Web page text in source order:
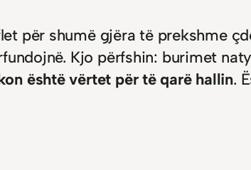
për shumë gjëra të prekshme
Kjo përfshin: burimet
është vërtet për të qarë hallin.